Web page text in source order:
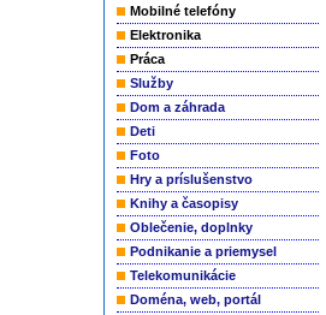
Mobilné telefóny
Elektronika
Práca
Služby
Dom a záhrada
Deti
Foto
Hry a príslušenstvo
Knihy a časopisy
Oblečenie, doplnky
Podnikanie a priemysel
Telekomunikácie
Doména, web, portál